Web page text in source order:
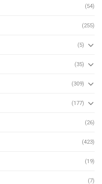
(54)
(255)
(5)
(35)
(309)
(177)
(26)
(423)
(19)
(7)